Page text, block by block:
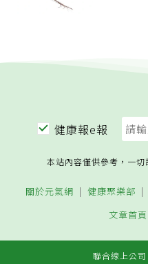
健康報e報
本站內容僅供參考，一切
關於元氣網 健康聚樂部
文章首頁
聯合線上公